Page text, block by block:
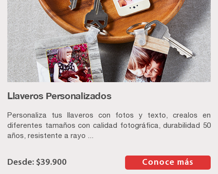
Llaveros Personalizados
Personaliza tus llaveros con fotos y texto, crealos en
diferentes tamaños con calidad fotográfica, durabilidad 50
años, resistente a rayo ...
$39.900 Conoce más